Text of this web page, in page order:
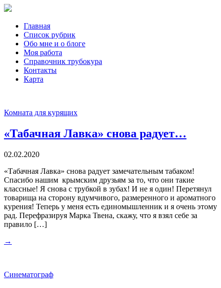
Главная
Список рубрик
Обо мне и о блоге
Моя работа
Справочник трубокура
Контакты
Карта
Комната для курящих
«Табачная Лавка» снова радует…
02.02.2020
«Табачная Лавка» снова радует замечательным табаком!
Спасибо нашим крымским друзьям за то, что они такие
классные! Я снова с трубкой в зубах! И не я один! Перетянул
товарища на сторону вдумчивого, размеренного и ароматного
курения! Теперь у меня есть единомышленник и я очень этому
рад. Перефразируя Марка Твена, скажу, что я взял себе за
правило […]
→
Синематограф